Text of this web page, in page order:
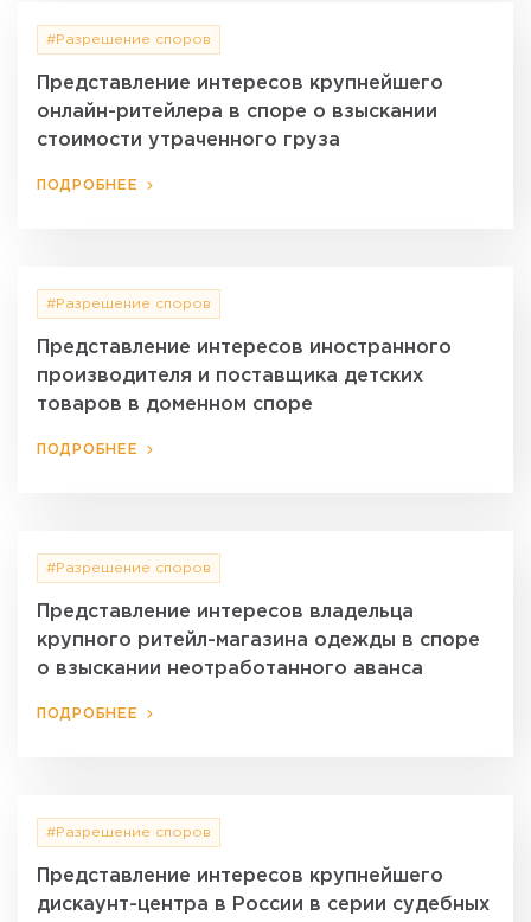
#Разрешение споров
Представление интересов крупнейшего
онлайн-ритейлера в споре о взыскании
стоимости утраченного груза
ПОДРОБНЕЕ
#Разрешение споров
Представление интересов иностранного
производителя и поставщика детских
товаров в доменном споре
ПОДРОБНЕЕ
#Разрешение споров
Представление интересов владельца
крупного ритейл-магазина одежды в споре
о взыскании неотработанного аванса
ПОДРОБНЕЕ
#Разрешение споров
Представление интересов крупнейшего
дискаунт-центра в России в серии судебных